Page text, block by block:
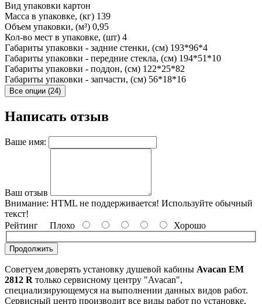
Вид упаковки картон
Масса в упаковке, (кг) 139
Объем упаковки, (м³) 0,95
Кол-во мест в упаковке, (шт) 4
Габариты упаковки - задние стенки, (см) 193*96*4
Габариты упаковки - передние стекла, (см) 194*51*10
Габариты упаковки - поддон, (см) 122*25*82
Габариты упаковки - запчасти, (см) 56*18*16
Все опции (24)
Написать отзыв
Ваше имя:
Ваш отзыв
Внимание: HTML не поддерживается! Используйте обычный
текст!
Рейтинг Плохо Хорошо
Продолжить
Советуем доверять установку душевой кабины Avacan EM
2812 R только сервисному центру "Avacan",
специализирующемуся на выполнении данных видов работ.
Сервисный центр производит все виды работ по установке,